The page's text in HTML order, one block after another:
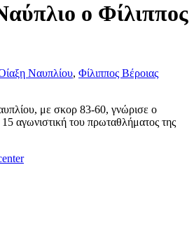
ο Φίλιππος
Ναυπλίου, Φίλιππος Βέροιας
με σκορ 83-60, γνώρισε ο
15 αγωνιστική του πρωταθλήματος της